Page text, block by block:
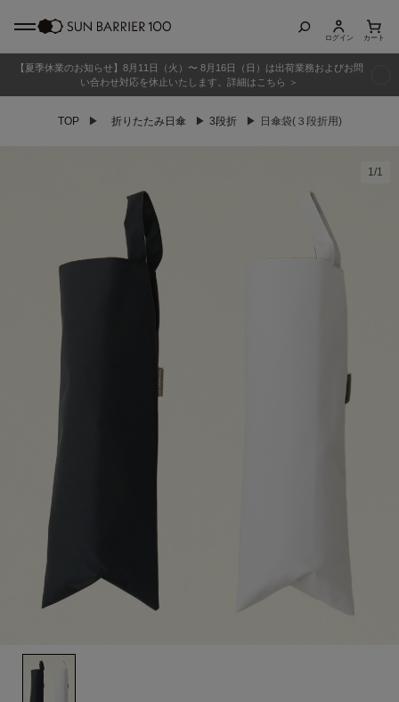
商品カテゴリ
サンバリア100について
サンバリア100について
ストーリー
サンバリア100の完全遮光
ものづくり
よみもの
ログイン カート
【夏季休業のお知らせ】8月11日（火）〜 8月16日（日）は出荷業務およびお問
い合わせ対応を休止いたします。詳細はこちら ＞
TOP ▶ 折りたたみ日傘 ▶ 3段折 ▶ 日傘袋(３段折用)
1/1